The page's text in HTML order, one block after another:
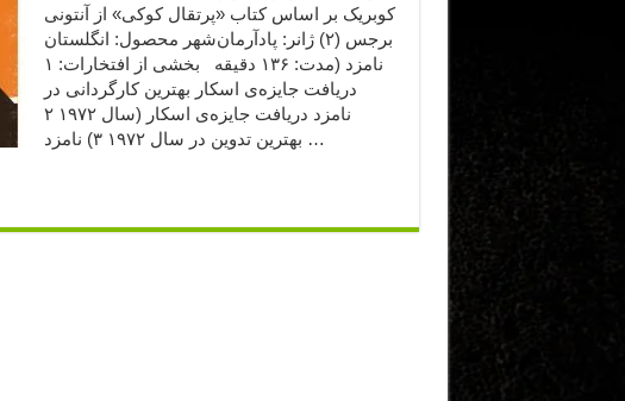
کوبریک بر اساس کتاب «پرتقال کوکی» از آنتونی
برجس (۲) ژانر: پادآرمان‌شهر محصول: انگلستان
مدت: ۱۳۶ دقیقه بخشی از افتخارات: ۱) نامزد
دریافت جایزه‌ی اسکار بهترین کارگردانی در
سال ۱۹۷۲ ۲) نامزد دریافت جایزه‌ی اسکار
بهترین تدوین در سال ۱۹۷۲ ۳) نامزد …